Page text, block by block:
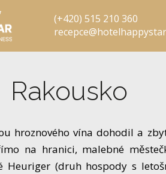
(+420) 515 210 360
Rakousko
hroznového vína dohodil a
na hranici, malebné
(druh hospody s